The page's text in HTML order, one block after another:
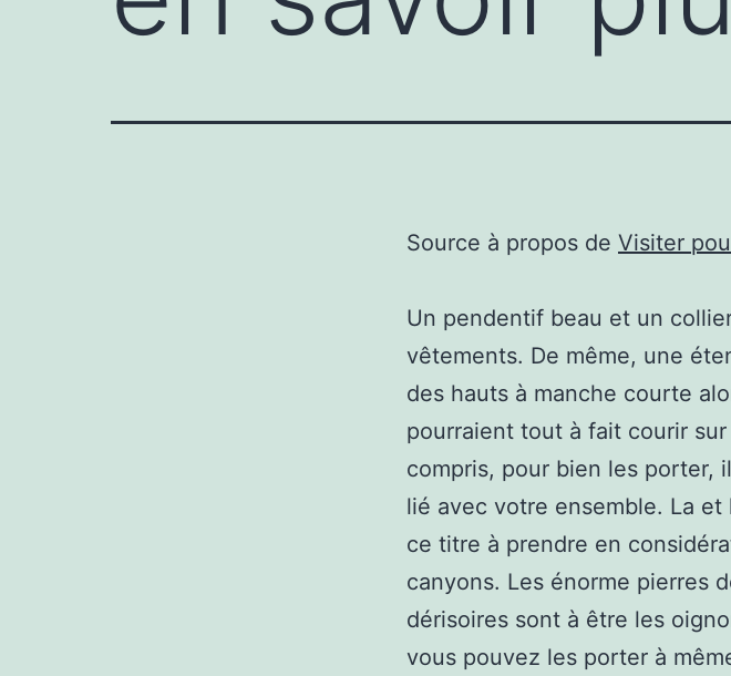
Source à propos de Visiter
Un pendentif beau et un
vêtements. De même, une
des hauts à manche courte
pourraient tout à fait courir
compris, pour bien les porter,
lié avec votre ensemble. La et
ce titre à prendre en
canyons. Les énorme pierres
dérisoires sont à être les
vous pouvez les porter à